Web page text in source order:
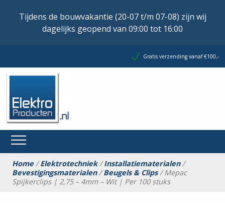
Tijdens de bouwvakantie (20-07 t/m 07-08) zijn wij
dagelijks geopend van 09:00 tot 16:00
Gratis verzending vanaf €100,-
Home/Elektrotechniek/Installatiematerialen/
Bevestigingsmaterialen/Beugels & Clips/ Mepac
Spijkerclips | 2,75 – 4mm – Wit | Per 100 stuks